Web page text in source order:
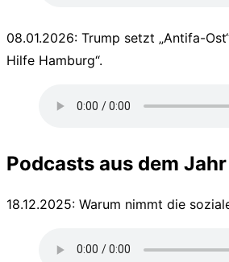
08.01.2026: Trump setzt „Antifa-
Hilfe Hamburg“.
Podcasts aus dem
18.12.2025: Warum nimmt die